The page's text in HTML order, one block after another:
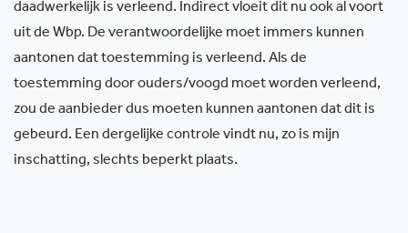
daadwerkelijk is verleend. Indirect vloeit dit nu ook al voort
uit de Wbp. De verantwoordelijke moet immers kunnen
aantonen dat toestemming is verleend. Als de
toestemming door ouders/voogd moet worden verleend,
zou de aanbieder dus moeten kunnen aantonen dat dit is
gebeurd. Een dergelijke controle vindt nu, zo is mijn
inschatting, slechts beperkt plaats.